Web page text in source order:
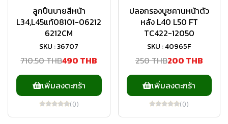
ลูกปืนบายสีหน้า
L34,L45แท้08101-06212
6212CM
SKU : 36707
710.50 THB490 THB
เพิ่มลงตะกร้า
(0)
ปลอกรองบูชคานหน้าตัว
หลัง L40 L50 FT
TC422-12050
SKU : 40965F
250 THB200 THB
เพิ่มลงตะกร้า
(0)